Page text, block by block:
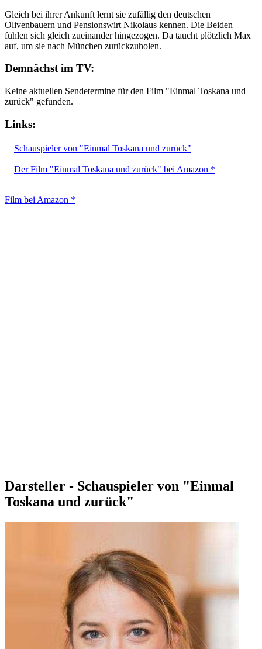
Gleich bei ihrer Ankunft lernt sie zufällig den deutschen
Olivenbauern und Pensionswirt Nikolaus kennen. Die Beiden
fühlen sich gleich zueinander hingezogen. Da taucht plötzlich Max
auf, um sie nach München zurückzuholen.
Demnächst im TV:
Keine aktuellen Sendetermine für den Film "Einmal Toskana und
zurück" gefunden.
Links:
Schauspieler von "Einmal Toskana und zurück"
Der Film "Einmal Toskana und zurück" bei Amazon *
Film bei Amazon *
Darsteller - Schauspieler von "Einmal
Toskana und zurück"